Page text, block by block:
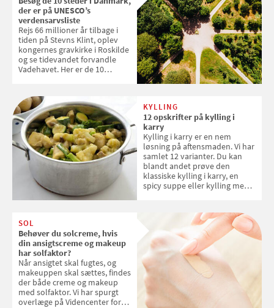
der er på UNESCO’s
verdensarvsliste
Rejs 66 millioner år tilbage i
tiden på Stevns Klint, oplev
kongernes gravkirke i Roskilde
og se tidevandet forvandle
Vadehavet. Her er de 10
KYLLING
12 opskrifter på kylling i
karry
Kylling i karry er en nem
løsning på aftensmaden. Vi har
samlet 12 varianter. Du kan
blandt andet prøve den
klassiske kylling i karry, en
spicy suppe eller kylling med
SOL
Behøver du solcreme, hvis
din ansigtscreme og makeup
har solfaktor?
Når ansigtet skal fugtes, og
makeuppen skal sættes, findes
der både creme og makeup
med solfaktor. Vi har spurgt
overlæge på Videncenter for